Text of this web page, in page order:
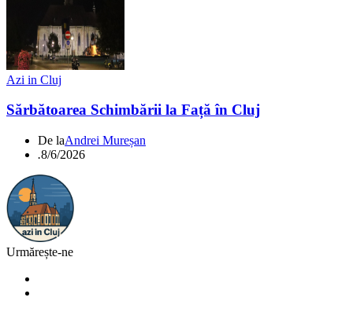
Azi in Cluj
Sărbătoarea Schimbării la Față în Cluj
De laAndrei Mureșan
.8/6/2026
Urmărește-ne